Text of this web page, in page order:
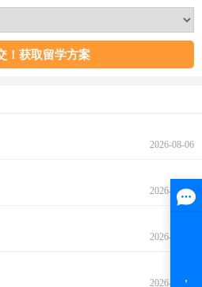
2026-08-06
2026-08-06
2026-08-06
2026-08-06